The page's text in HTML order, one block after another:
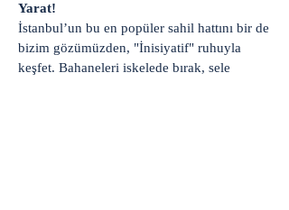
Yarat!
İstanbul’un bu en popüler sahil hattını bir de
bizim gözümüzden, "İnisiyatif" ruhuyla
keşfet. Bahaneleri iskelede bırak, sele